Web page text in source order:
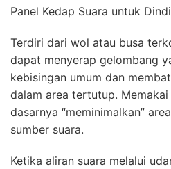
Panel Kedap Suara untuk
Terdiri dari wol atau busa
dapat menyerap gelombang
kebisingan umum dan
dalam area tertutup.
dasarnya “meminimalkan”
sumber suara.
Ketika aliran suara melalui